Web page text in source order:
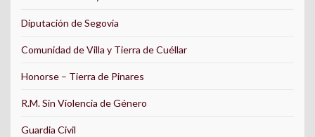
Diputación de Segovia
Comunidad de Villa y Tierra de Cuéllar
Honorse – Tierra de Pinares
R.M. Sin Violencia de Género
Guardia Civil